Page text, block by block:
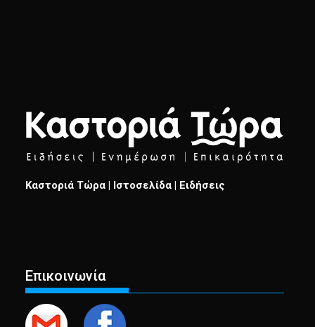
Καστοριά Τώρα | Ιστοσελίδα | Ειδήσεις
Επικοινωνία